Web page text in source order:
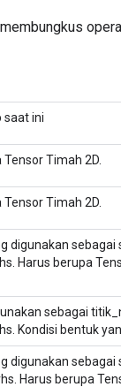
saat ini
Timah 2D.
Timah 2D.
digunakan
Harus berupa
sebagai
Kondisi bentuk
digunakan
Harus berupa